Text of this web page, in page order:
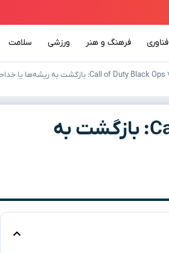
فناوری فرهنگ و هنر ورزشی سلامت
وداع با جت‌پک در Call of Duty Black Ops ۷: بازگشت به